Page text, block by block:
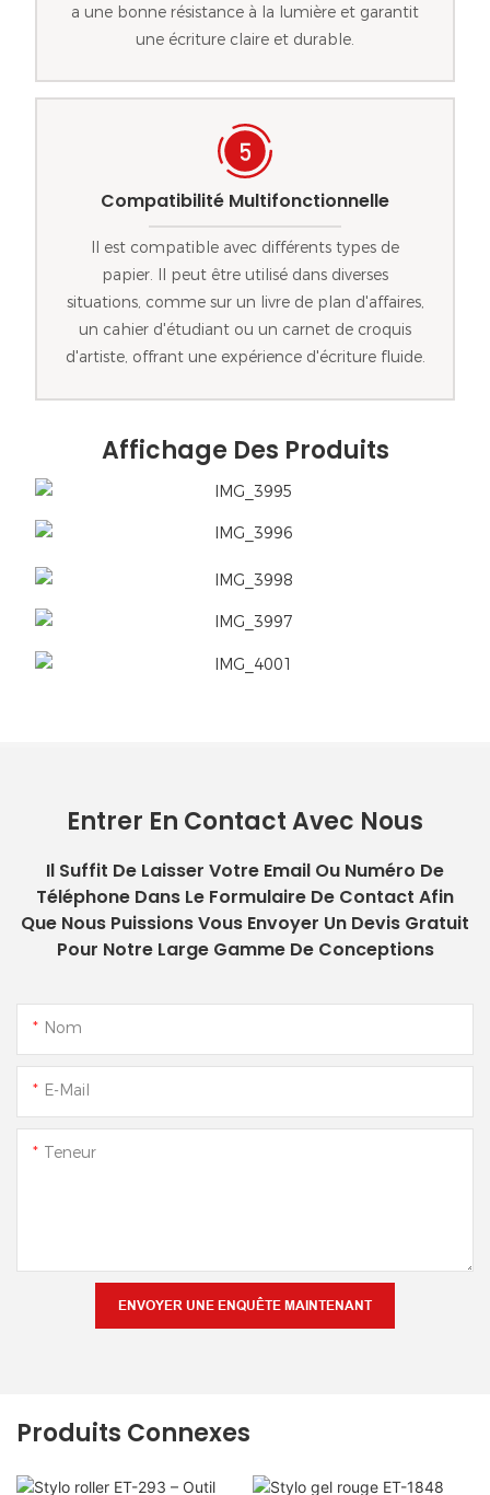
a une bonne résistance à la lumière et garantit
une écriture claire et durable.
Compatibilité Multifonctionnelle
Il est compatible avec différents types de
papier. Il peut être utilisé dans diverses
situations, comme sur un livre de plan d'affaires,
un cahier d'étudiant ou un carnet de croquis
d'artiste, offrant une expérience d'écriture fluide.
Affichage Des Produits
Entrer En Contact Avec Nous
Il Suffit De Laisser Votre Email Ou Numéro De
Téléphone Dans Le Formulaire De Contact Afin
Que Nous Puissions Vous Envoyer Un Devis Gratuit
Pour Notre Large Gamme De Conceptions
Nom
E-Mail
Teneur
ENVOYER UNE ENQUÊTE MAINTENANT
Produits Connexes